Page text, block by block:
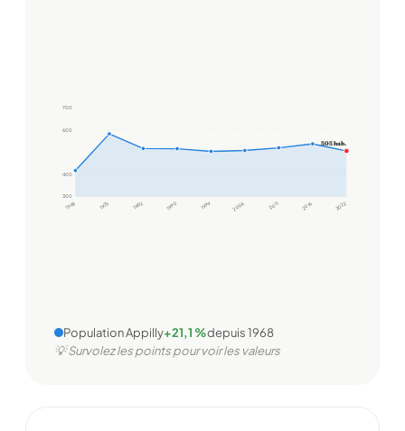
300
400
600
700
1968 1975 1982 1990 1999 2006 2011 2016 2022
505 hab.
Population Appilly+21,1 %depuis 1968
💡 Survolez les points pour voir les valeurs